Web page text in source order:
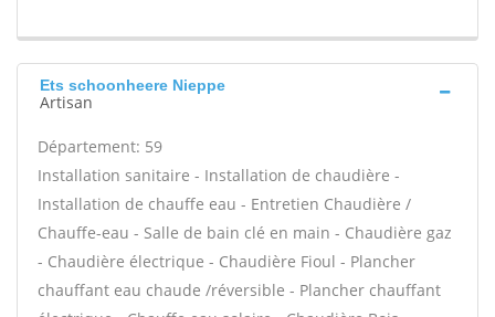
Ets schoonheere Nieppe
Artisan
Département: 59
Installation sanitaire - Installation de chaudière -
Installation de chauffe eau - Entretien Chaudière /
Chauffe-eau - Salle de bain clé en main - Chaudière gaz
- Chaudière électrique - Chaudière Fioul - Plancher
chauffant eau chaude /réversible - Plancher chauffant